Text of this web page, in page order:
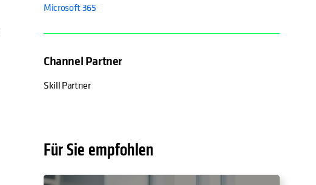
Microsoft 365
Channel Partner
Skill Partner
Für Sie empfohlen